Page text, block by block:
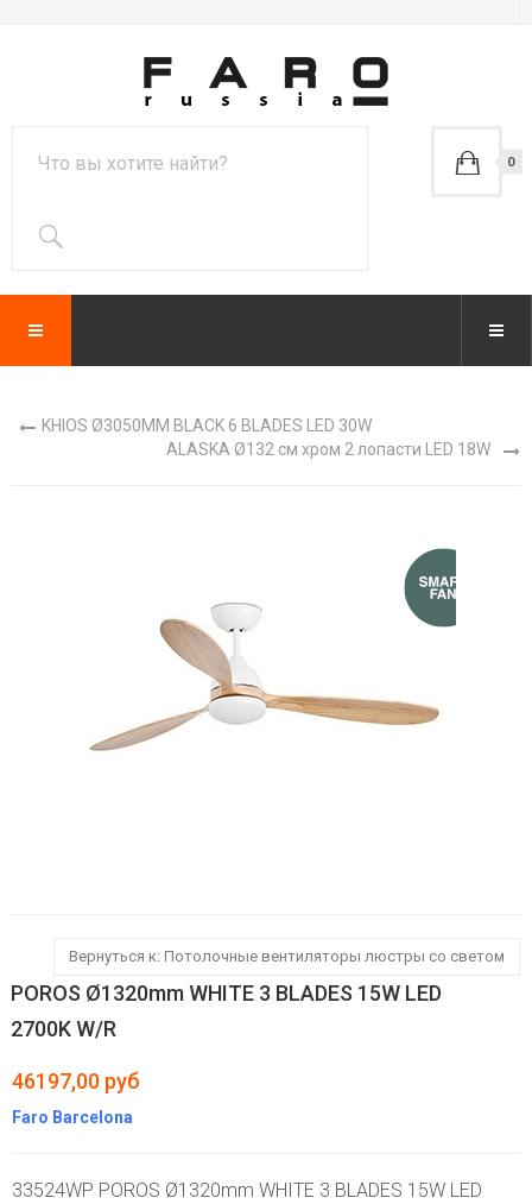
0
KHIOS Ø3050MM BLACK 6 BLADES LED 30W
ALASKA Ø132 см хром 2 лопасти LED 18W
Вернуться к: Потолочные вентиляторы люстры со светом
POROS Ø1320mm WHITE 3 BLADES 15W LED
2700K W/R
46197,00 руб
Faro Barcelona
33524WP POROS Ø1320mm WHITE 3 BLADES 15W LED